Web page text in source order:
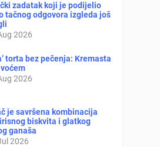
zadatak koji je podijelio
tačnog odgovora izgleda još
2026
torta bez pečenja: Kremasta
2026
je savršena kombinacija
biskvita i glatkog
ganaša
2026